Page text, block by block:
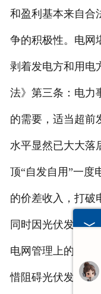
和盈利基本来自合
争的积极性。电网
剥着发电方和用
法》第三条：电力
的需要，适当超前
水平显然已大大落
顶“自发自用”一度
的价差收入，打破
同时因光伏发电
电网管理上的投资
惜阻碍光伏发电并